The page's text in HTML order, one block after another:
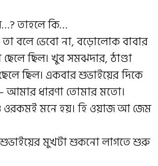
তাহলে কি…
বলে ভেবো না, বড়োলোক বাবার
ছিল। খুব সমঝদার, ঠাণ্ডা
ছিল। একবার শুভাইয়ের দিকে
আমার ধারণা তোমার মতো।
ওরকমই মনে হয়। হি ওয়াজ আ জেম
মুখটা শুকনো লাগতে শুরু